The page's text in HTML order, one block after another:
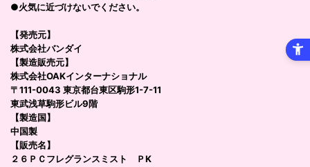
●火気に近づけないでください。
【発売元】
株式会社バンダイ
【製造販売元】
株式会社OAKインターナショナル
〒111-0043 東京都台東区駒形1-7-11
東武浅草駒形ビル9階
【製造国】
中国製
【販売名】
２６ＰＣフレグランスミスト ＰK